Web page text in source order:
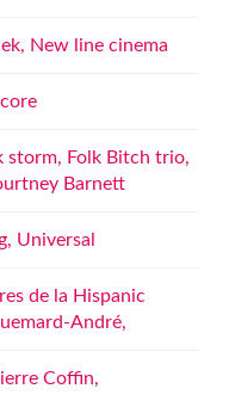
New line cinema
storm, Folk Bitch trio,
Barnett
Universal
de la Hispanic
André,
Coffin,